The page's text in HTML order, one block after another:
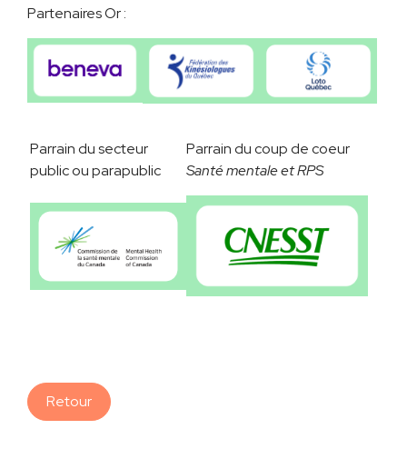
Partenaires Or :
Parrain du secteur
public ou parapublic
Parrain du coup de coeur
Santé mentale et RPS
Retour